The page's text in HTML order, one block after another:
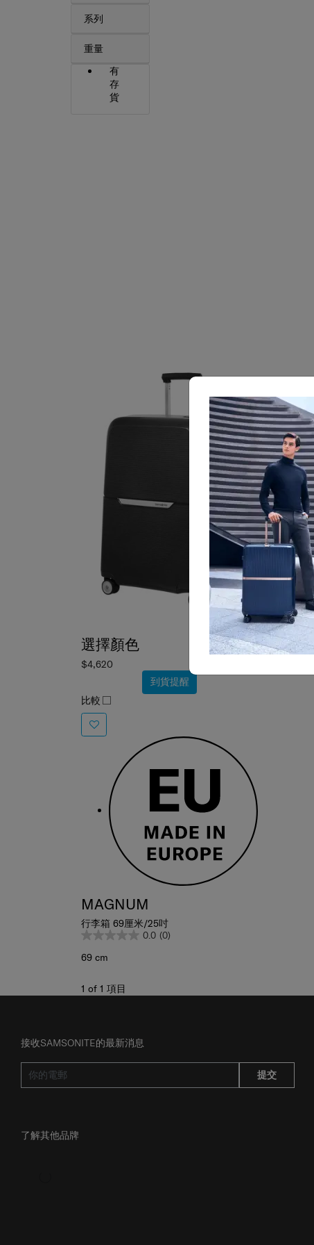
系列
重量
有
存
貨
選擇顏色
$4,620
到貨提醒
比較
MAGNUM
行李箱 69厘米/25吋
0.0 (0)
69 cm
1 of 1 項目
接收SAMSONITE的最新消息
提交
了解其他品牌